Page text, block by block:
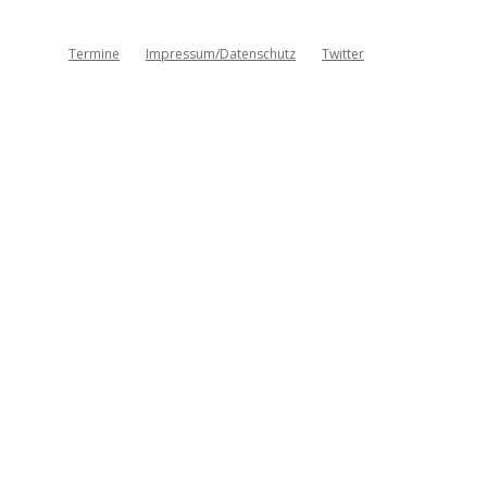
Termine Impressum/Datenschutz Twitter